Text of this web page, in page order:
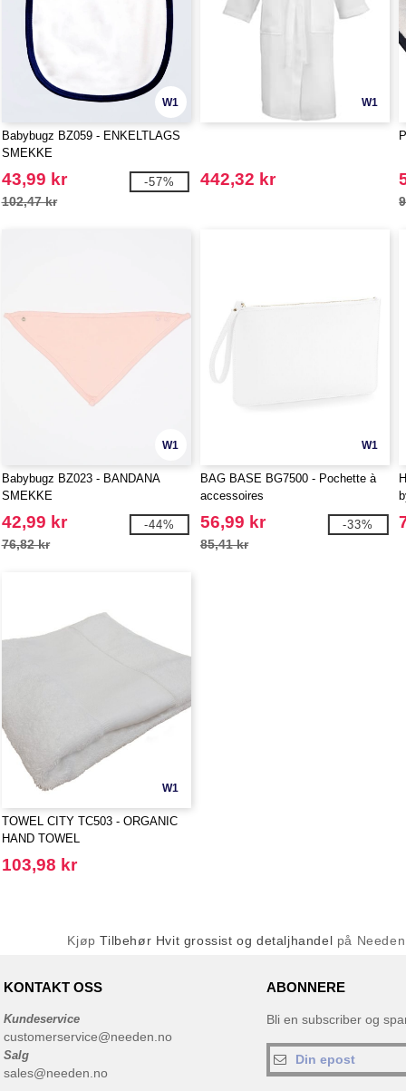
W1
Babybugz BZ059 - ENKELTLAGS
SMEKKE
43,99 kr
102,47 kr
-57%
W1
442,32 kr
W1
Babybugz BZ023 - BANDANA
SMEKKE
42,99 kr
76,82 kr
-44%
W1
BAG BASE BG7500 - Pochette à
accessoires
56,99 kr
85,41 kr
-33%
W1
TOWEL CITY TC503 - ORGANIC
HAND TOWEL
103,98 kr
KjøpTilbehør Hvit grossist og detaljhandel på
KONTAKT OSS
Kundeservice
customerservice@needen.no
Salg
sales@needen.no
ABONNERE
Bli en subscriber og